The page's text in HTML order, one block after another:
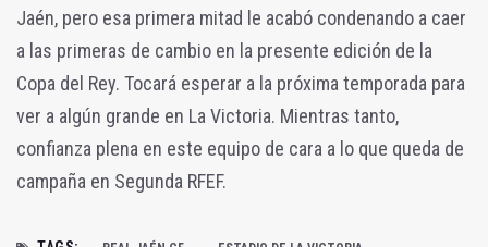
Jaén, pero esa primera mitad le acabó condenando a caer
a las primeras de cambio en la presente edición de la
Copa del Rey. Tocará esperar a la próxima temporada para
ver a algún grande en La Victoria. Mientras tanto,
confianza plena en este equipo de cara a lo que queda de
campaña en Segunda RFEF.